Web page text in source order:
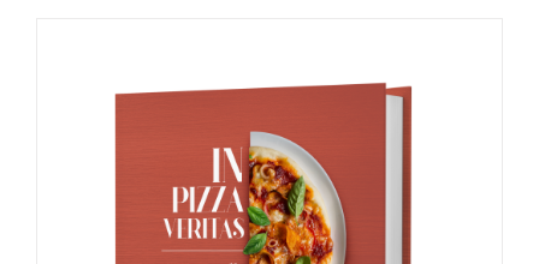
AGGIUNGI AL CARRELLO /